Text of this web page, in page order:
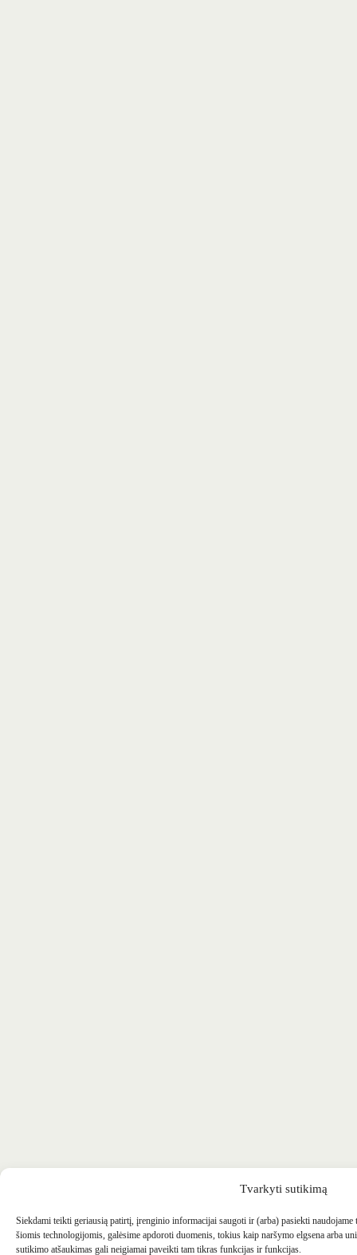
Tvarkyti sutikimą
Siekdami teikti geriausią patirtį, įrenginio informacijai saugoti ir (arba) pasiekti
šiomis technologijomis, galėsime apdoroti duomenis, tokius kaip naršymo elgsena arba
sutikimo atšaukimas gali neigiamai paveikti tam tikras funkcijas ir funkcijas.